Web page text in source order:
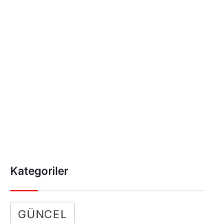
Kategoriler
GÜNCEL